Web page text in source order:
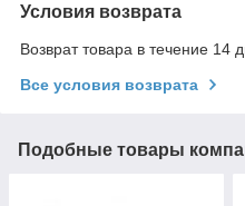
Условия возврата
Возврат товара в течение 14
Все условия возврата
Подобные товары